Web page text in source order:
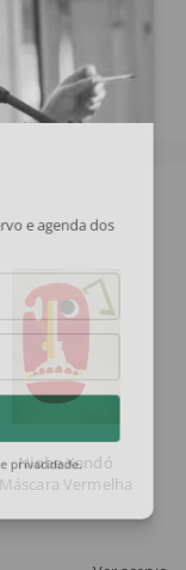
Niobe Xandó
Máscara Vermelha
e agenda dos
privacidade.